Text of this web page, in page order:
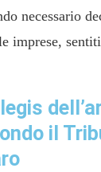
necessario
imprese,
il